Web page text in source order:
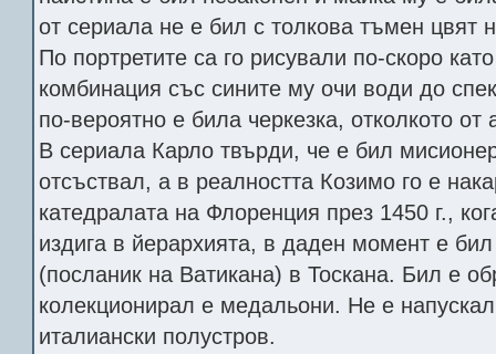
от сериала не е бил с толкова тъмен цвят
По портретите са го рисували по-скоро
комбинация със сините му очи води до
по-вероятно е била черкезка, отколкото от
В сериала Карло твърди, че е бил
отсъствал, а в реалността Козимо го е
катедралата на Флоренция през 1450 г.,
издига в йерархията, в даден момент е
(посланик на Ватикана) в Тоскана. Бил е
колекционирал е медальони. Не е
италиански полустров.